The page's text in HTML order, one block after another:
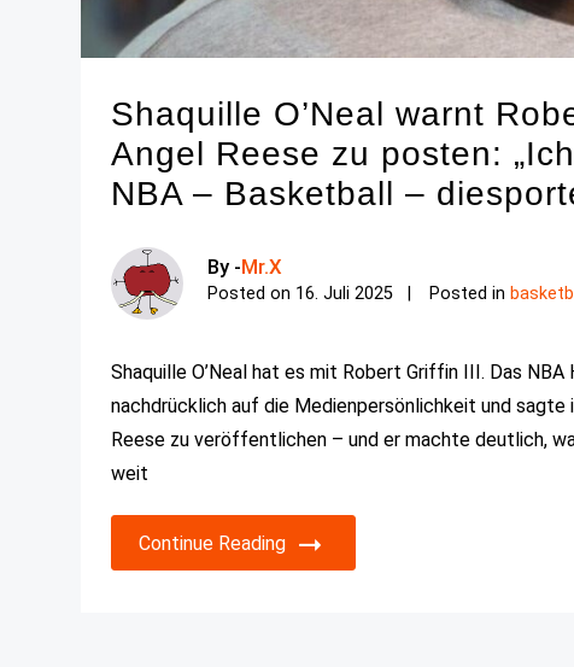
Shaquille O’Neal warnt
Angel Reese zu posten:
NBA – Basketball –
By -Mr.X
Posted on 16. Juli 2025 Posted in
Shaquille O’Neal hat es mit Robert Griffin III. Das
nachdrücklich auf die Medienpersönlichkeit und
Reese zu veröffentlichen – und er machte deutlich,
weit
Continue Reading